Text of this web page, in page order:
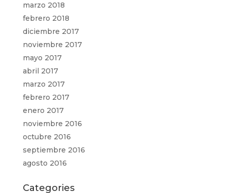
marzo 2018
febrero 2018
diciembre 2017
noviembre 2017
mayo 2017
abril 2017
marzo 2017
febrero 2017
enero 2017
noviembre 2016
octubre 2016
septiembre 2016
agosto 2016
Categories